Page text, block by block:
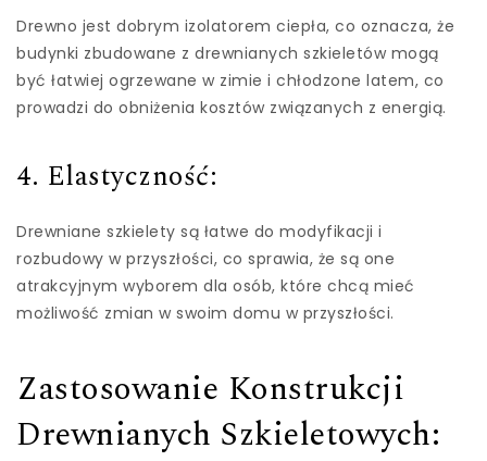
Drewno jest dobrym izolatorem ciepła, co oznacza, że
budynki zbudowane z drewnianych szkieletów mogą
być łatwiej ogrzewane w zimie i chłodzone latem, co
prowadzi do obniżenia kosztów związanych z energią.
4. Elastyczność:
Drewniane szkielety są łatwe do modyfikacji i
rozbudowy w przyszłości, co sprawia, że są one
atrakcyjnym wyborem dla osób, które chcą mieć
możliwość zmian w swoim domu w przyszłości.
Zastosowanie Konstrukcji
Drewnianych Szkieletowych: